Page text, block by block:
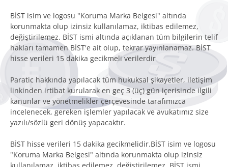
BİST isim ve logosu "Koruma Marka Belgesi" altında
korunmakta olup izinsiz kullanılamaz, iktibas edilemez,
değiştirilemez. BİST ismi altında açıklanan tüm bilgilerin telif
hakları tamamen BİST'e ait olup, tekrar yayınlanamaz. BİST
hisse verileri 15 dakika gecikmeli verilerdir
Paratic hakkında yapılacak tüm hukuksal şikayetler, iletişim
linkinden irtibat kurularak en geç 3 (üç) gün içerisinde ilgili
kanunlar ve yönetmelikler çerçevesinde tarafımızca
incelenecek, gereken işlemler yapılacak ve avukatımız size
yazılı/sözlü geri dönüş yapacaktır.
BİST hisse verileri 15 dakika gecikmelidir.BİST isim ve logosu
"Koruma Marka Belgesi" altında korunmakta olup izinsiz